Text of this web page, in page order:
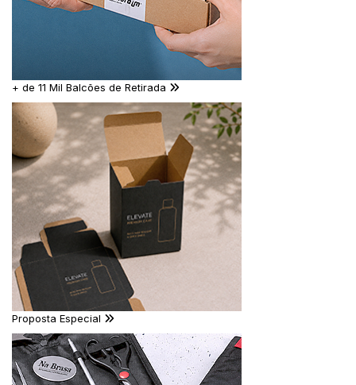
+ de 11 Mil Balcões de Retirada
Proposta Especial